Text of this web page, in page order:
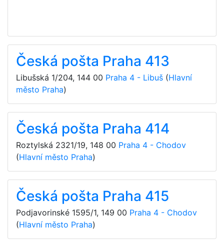
Česká pošta Praha 413
Libušská 1/204, 144 00 Praha 4 - Libuš (Hlavní
město Praha)
Česká pošta Praha 414
Roztylská 2321/19, 148 00 Praha 4 - Chodov
(Hlavní město Praha)
Česká pošta Praha 415
Podjavorinské 1595/1, 149 00 Praha 4 - Chodov
(Hlavní město Praha)